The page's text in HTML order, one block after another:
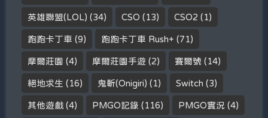
英雄聯盟(LOL) (34) CSO (13) CSO2 (1)
跑跑卡丁車 (9) 跑跑卡丁車 Rush+ (71)
摩爾莊園 (4) 摩爾莊園手遊 (2) 賽爾號 (14)
絕地求生 (16) 鬼斬(Onigiri) (1) Switch (3)
其他遊戲 (4) PMGO記錄 (116) PMGO實況 (4)